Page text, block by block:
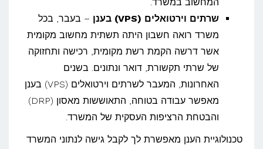
שרתים וירטואלים (VPS) בענן
– בעבר, בכל
משרד רואה חשבון היתה תשתית מחשוב מקומית
אשר דרשה הקמת רשת מקומית, רכישה ותחזוקה
של שרתי תקשורת, דואר ונתונים. בשנים
האחרונות, המעבר לשרתים וירטואלים (VPS) בענן
מאפשר עבודה בטוחה, התאוששות מאסון (DRP)
והבטחת הרציפות העסקית של המשרד.
טכנולוגיית הענן מאפשרת לך לקבל גישה לנתוני המשרד